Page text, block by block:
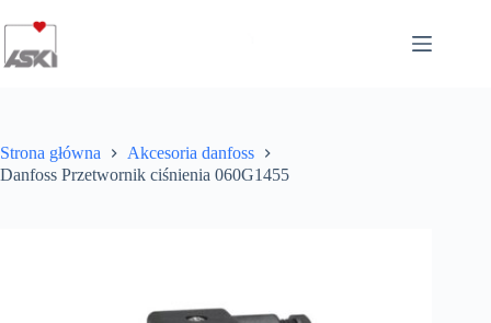
do
treści
Strona główna
Akcesoria danfoss
Danfoss Przetwornik ciśnienia 060G1455